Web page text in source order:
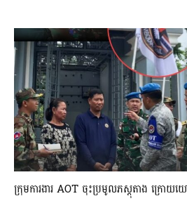
ក្រុមការងារ AOT ចុះប្រមូលភស្តុតាង ក្រោយយ